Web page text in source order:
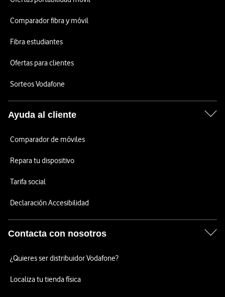
Comparador fibra y móvil
Fibra estudiantes
Ofertas para clientes
Sorteos Vodafone
Ayuda al cliente
Comparador de móviles
Repara tu dispositivo
Tarifa social
Declaración Accesibilidad
Contacta con nosotros
¿Quieres ser distribuidor Vodafone?
Localiza tu tienda física